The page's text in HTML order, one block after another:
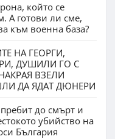
който се
А готови ли сме,
към военна база?
НА ГЕОРГИ,
ДУШИЛИ ГО С
ВЗЕЛИ
ДА ЯДАТ ДЮНЕРИ
до смърт и
убийство на
България